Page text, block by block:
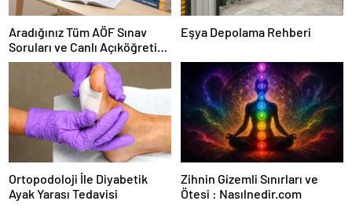
Aradığınız Tüm AÖF Sınav
Soruları ve Canlı Açıköğretim
Forumu Burada
Eşya Depolama Rehberi
Ortopodoloji İle Diyabetik
Ayak Yarası Tedavisi
Zihnin Gizemli Sınırları ve
Ötesi : Nasılnedir.com